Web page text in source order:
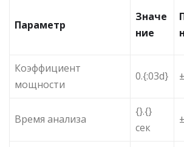
Параметр
Значе
ние
Коэффициент
мощности
0.{:03d}
Время анализа
{}.{}
сек